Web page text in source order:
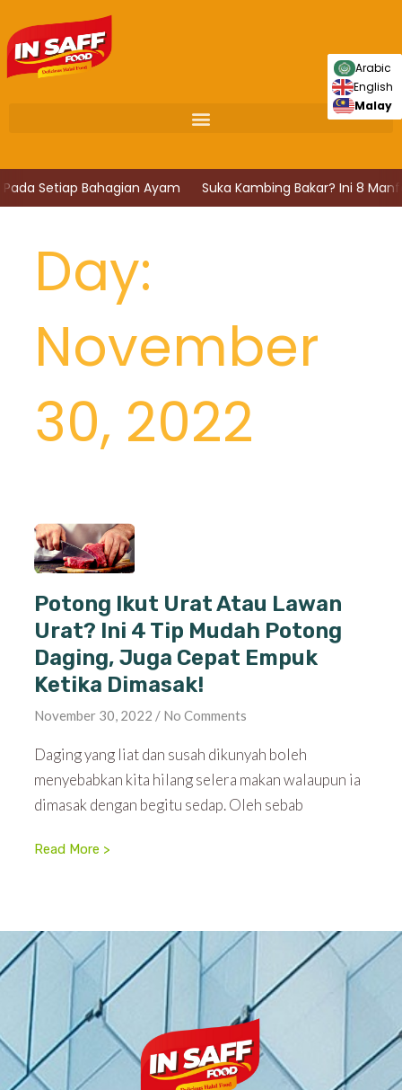
content
Setiap Bahagian Ayam Suka Kambing Bakar? Ini 8
Day:
November
30, 2022
Potong Ikut Urat Atau Lawan
Urat? Ini 4 Tip Mudah Potong
Daging, Juga Cepat Empuk
Ketika Dimasak!
November 30, 2022 No Comments
Daging yang liat dan susah dikunyah boleh
menyebabkan kita hilang selera makan walaupun ia
dimasak dengan begitu sedap. Oleh sebab
Read More >
Arabic
English
Malay